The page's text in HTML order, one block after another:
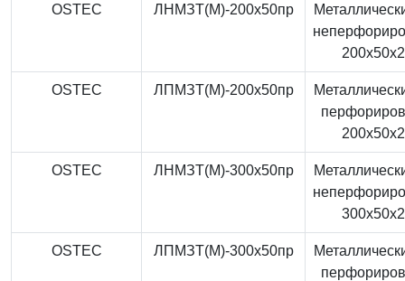
OSTEC ЛНМЗТ(М)-200x50пр
OSTEC ЛПМЗТ(М)-200x50пр
OSTEC ЛНМЗТ(М)-300x50пр
OSTEC ЛПМЗТ(М)-300x50пр